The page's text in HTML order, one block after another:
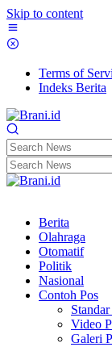
Skip to content
Terms of
Indeks Berita
Berita
Olahraga
Otomatif
Politik
Nasional
Contoh Pos
Video
Galeri